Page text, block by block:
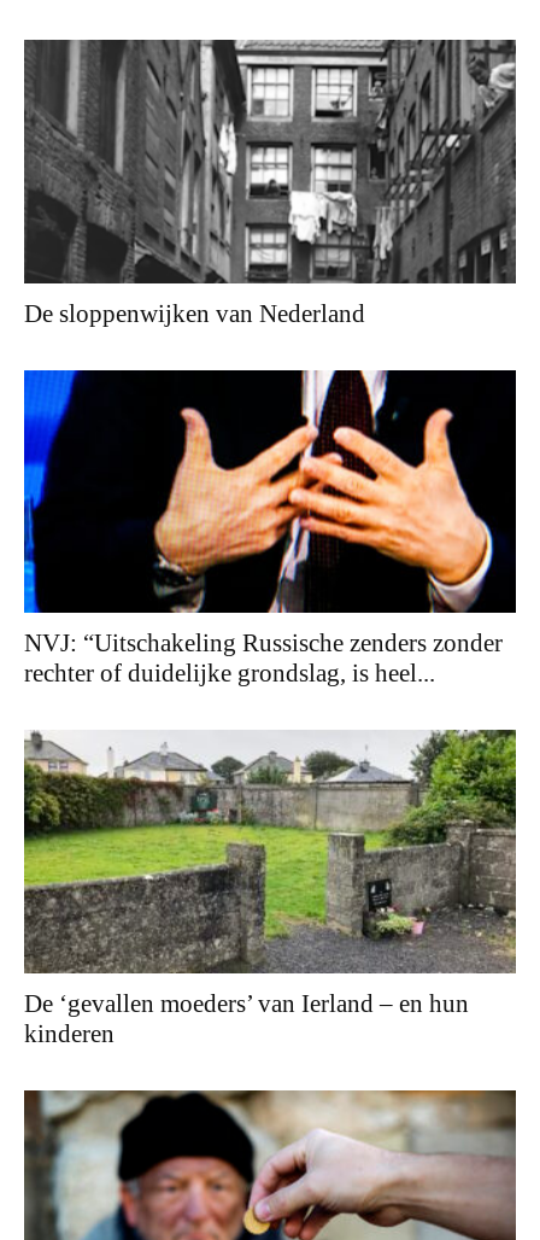
De sloppenwijken van Nederland
NVJ: “Uitschakeling Russische zenders zonder
rechter of duidelijke grondslag, is heel...
De ‘gevallen moeders’ van Ierland – en hun
kinderen